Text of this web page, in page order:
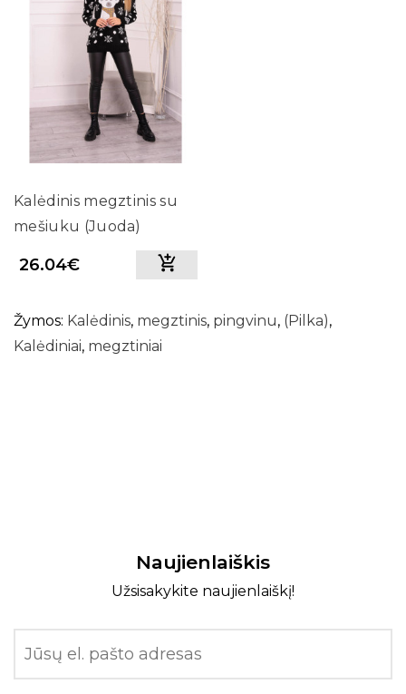
Kalėdinis megztinis su
mešiuku (Juoda)
26.04€
Žymos: Kalėdinis, megztinis, pingvinu, (Pilka),
Kalėdiniai, megztiniai
Naujienlaiškis
Užsisakykite naujienlaiškį!